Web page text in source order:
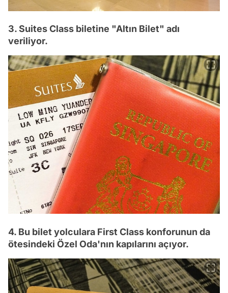
3. Suites Class biletine "Altın Bilet" adı
veriliyor.
4. Bu bilet yolculara First Class konforunun da
ötesindeki Özel Oda'nın kapılarını açıyor.